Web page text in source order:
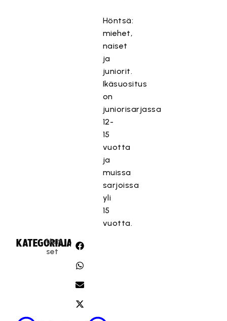
Höntsä:
miehet,
naiset
ja
juniorit.
Ikäsuositus
on
juniorisarjassa
12-
15
vuotta
ja
muissa
sarjoissa
yli
15
vuotta.
KATEGORIA:
Uuti
set
JAA: